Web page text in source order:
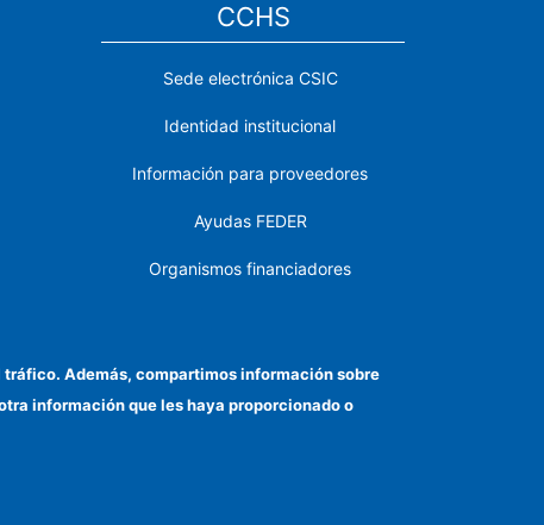
CCHS
Sede electrónica CSIC
Identidad institucional
Información para proveedores
Ayudas FEDER
Organismos financiadores
Cómo llegar
Además, compartimos información sobre
información que les haya proporcionado o